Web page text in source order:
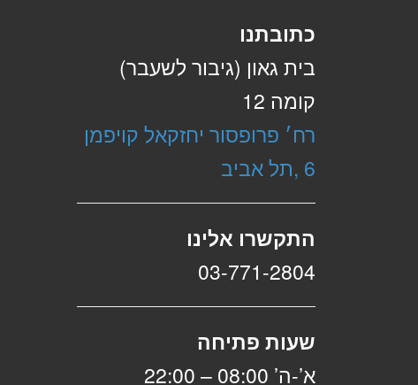
כתובתנו
בית גאון (גיבור לשעבר)
קומה 12
רח׳ פרופסור יחזקאל קויפמן
6 ,תל אביב
התקשרו אלינו
03-771-2804
שעות פתיחה
א’-ה’ 08:00 – 22:00